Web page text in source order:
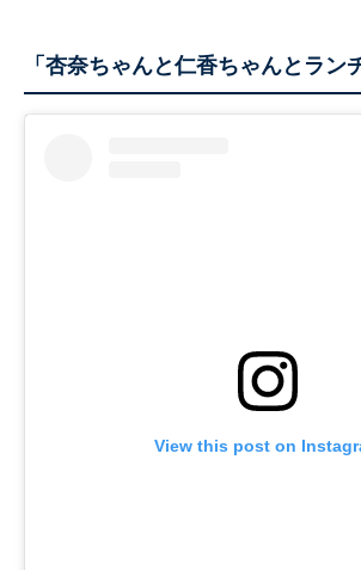
「杏奈ちゃんと仁香ちゃんとラン
View this post on